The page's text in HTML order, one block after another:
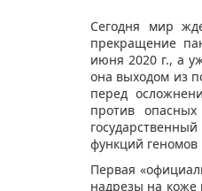
​​​Сегодня мир
прекращение
июня 2020 г., а
она выходом из
перед
против
функций геномов
Первая
надрезы на коже